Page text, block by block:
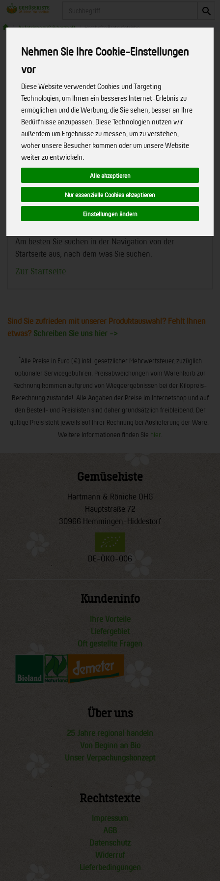
Nehmen Sie Ihre Cookie-Einstellungen
vor
Diese Website verwendet Cookies und Targeting
Technologien, um Ihnen ein besseres Internet-Erlebnis zu
ermöglichen und die Werbung, die Sie sehen, besser an Ihre
Bedürfnisse anzupassen. Diese Technologien nutzen wir
außerdem um Ergebnisse zu messen, um zu verstehen,
woher unsere Besucher kommen oder um unsere Website
weiter zu entwickeln.
Alle akzeptieren
Nur essenzielle Cookies akzeptieren
Einstellungen ändern
Aufstriche süß & herzhaft Herzhafte Brotaufstriche
Produkte
Speisekammer
Aufstriche süß & herzhaft
Produkt "LupiLove Protein Thai" nicht
verfügbar.
Bitte entschuldigen Sie, diese Seite
gibt es nicht mehr!
Wir haben unseren Internetauftritt umgebaut. Dabei hat
sich einiges geändert. Das von Ihnen gesuchte Produkt
oder die Internetseite ist leider nicht mehr verfügbar!
Am besten Sie suchen in der Navigation von der
Startseite aus, nach dem was Sie suchen.
Zur Startseite
Sind Sie zufrieden mit unserer Produktauswahl? Fehlt Ihnen
etwas? Schreiben Sie uns hier ->
*Alle Preise in Euro (€) inkl. gesetzlicher Mehrwertsteuer, zuzüglich
optionaler Servicegebühren. Preisabweichungen vom Warenkorb zur
Rechnung kommen aufgrund von Wiegeergebnissen bei der Kilopreis-
Berechnung zustande! Alle Angaben der Preise im Internetshop und auf
den Bestell- und Preislisten sind daher grundsätzlich freibleibend. Der
gültige Preis steht jeweils auf Ihrer Rechnung bei Auslieferung der Ware.
Weitere Informationen finden Sie hier
Gemüsekiste
Hartmann & Rönicke OHG
Hauptstraße 72
30966 Hemmingen-Hiddestorf
DE-ÖKO-006
Kundeninfo
Ihre Vorteile
Liefergebiet
Oft gestellte Fragen
Über uns
25 Jahre regional handeln
Von Beginn an Bio
Unser Verpackungskonzept
Rechtstexte
Impressum
AGB
Datenschutz
Widerruf
Lieferbedingungen